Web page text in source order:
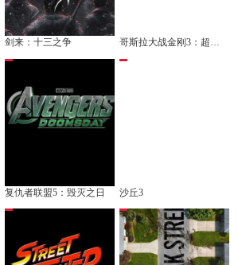
剑来：十三之争 哥斯拉大战金刚3：超新星之战
复仇者联盟5：毁灭之日 沙丘3